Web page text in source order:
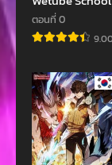
ตอนที่ 131
มกราคม 1, 2022
ตอนที่ 128
มกราคม 1, 2022
ตอนที่ 126
มกราคม 1, 2022
ตอนที่ 0